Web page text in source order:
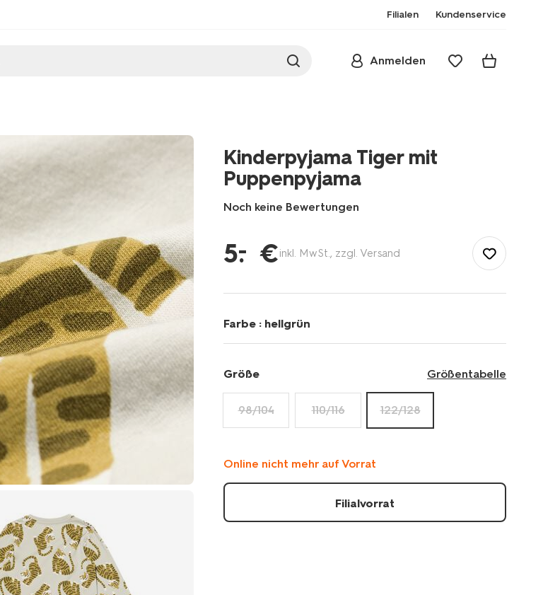
Filialen Kundenservice
Anmelden
Kinderpyjama Tiger mit
Puppenpyjama
Noch keine Bewertungen
bademaentel/kinderpyjama-
5.
– €inkl. MwSt., zzgl. Versand
Farbe : hellgrün
Größe Größentabelle
98/104 110/116 122/128
Online nicht mehr auf Vorrat
Filialvorrat